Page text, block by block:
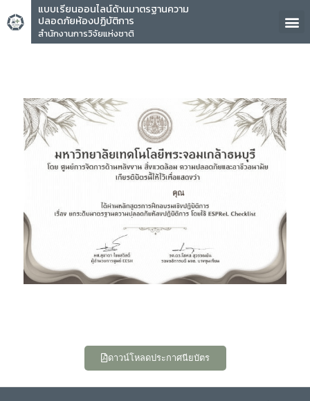
แบบเรียนออนไลน์ด้านมาตรฐานความ
ปลอดภัยห้องปฏิบัติการ
สำนักงานการวิจัยแห่งชาติ
คุณ
ดาวน์โหลดประกาศนียบัตร